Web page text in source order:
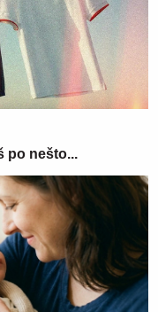
po nešto...